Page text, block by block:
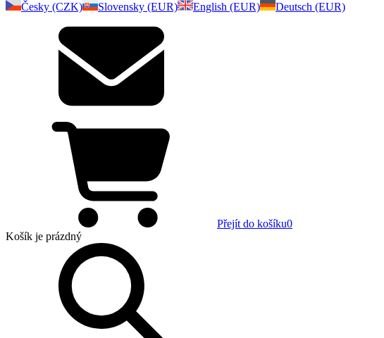
Česky (CZK)
Slovensky (EUR) English (EUR) Deutsch (EUR)
Přejít do košíku0
Košík je prázdný